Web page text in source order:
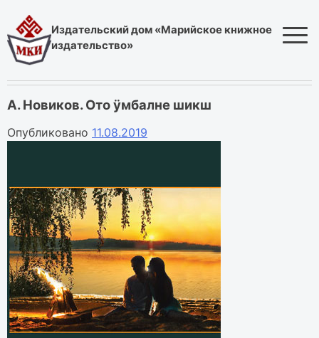
to
content
Издательский дом «Марийское книжное
издательство»
А. Новиков. Ото ӱмбалне шикш
Опубликовано 11.08.2019